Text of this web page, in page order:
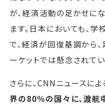
が、経済活動の足かせに
ます。日本においても、
で、経済が回復基調から
ーケットでは懸念されてい
さらに、CNNニュースによ
界の80％の国々に、渡航